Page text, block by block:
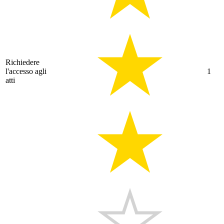
Richiedere
l'accesso agli
atti
1